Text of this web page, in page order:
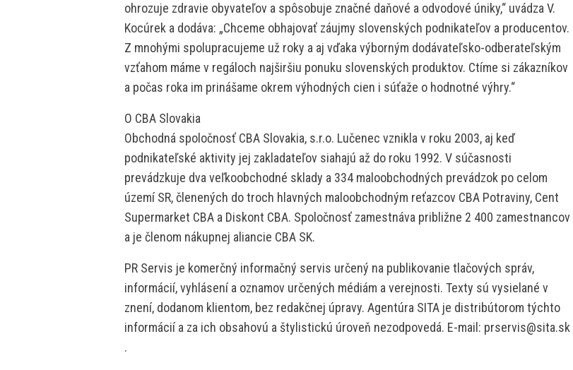
ohrozuje zdravie obyvateľov a spôsobuje značné daňové a odvodové úniky,“ uvádza V.
Kocúrek a dodáva: „Chceme obhajovať záujmy slovenských podnikateľov a producentov.
Z mnohými spolupracujeme už roky a aj vďaka výborným dodávateľsko-odberateľským
vzťahom máme v regáloch najširšiu ponuku slovenských produktov. Ctíme si zákazníkov
a počas roka im prinášame okrem výhodných cien i súťaže o hodnotné výhry.“
O CBA Slovakia
Obchodná spoločnosť CBA Slovakia, s.r.o. Lučenec vznikla v roku 2003, aj keď
podnikateľské aktivity jej zakladateľov siahajú až do roku 1992. V súčasnosti
prevádzkuje dva veľkoobchodné sklady a 334 maloobchodných prevádzok po celom
území SR, členených do troch hlavných maloobchodným reťazcov CBA Potraviny, Cent
Supermarket CBA a Diskont CBA. Spoločnosť zamestnáva približne 2 400 zamestnancov
a je členom nákupnej aliancie CBA SK.
PR Servis je komerčný informačný servis určený na publikovanie tlačových správ,
informácií, vyhlásení a oznamov určených médiám a verejnosti. Texty sú vysielané v
znení, dodanom klientom, bez redakčnej úpravy. Agentúra SITA je distribútorom týchto
informácií a za ich obsahovú a štylistickú úroveň nezodpovedá. E-mail: prservis@sita.sk
.